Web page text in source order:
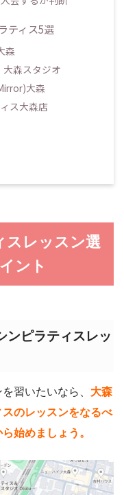
ティス5選
森
森スタジオ
大森
ス大森店
スレッスン選
ント
ンピラティスレッ
習いたいなら、 大森
のレッスンをなるべ
始めましょう。